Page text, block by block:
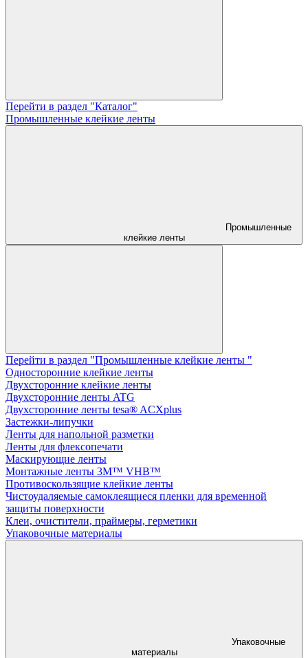
Перейти в раздел "Каталог"
Промышленные клейкие ленты
Промышленные
клейкие ленты
Перейти в раздел "Промышленные клейкие ленты "
Односторонние клейкие ленты
Двухсторонние клейкие ленты
Двухсторонние ленты ATG
Двухсторонние ленты tesa® ACXplus
Застежки-липучки
Ленты для напольной разметки
Ленты для флексопечати
Маскирующие ленты
Монтажные ленты 3M™ VHB™
Противоскользящие клейкие ленты
Чистоудаляемые самоклеящиеся пленки для временной
защиты поверхности
Клеи, очистители, праймеры, герметики
Упаковочные материалы
Упаковочные
материалы